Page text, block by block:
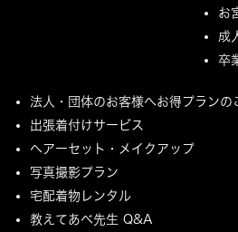
お
成
卒
法人・団体のお客様へお得プランの
出張着付けサービス
ヘアーセット・メイクアップ
写真撮影プラン
宅配着物レンタル
教えてあべ先生 Q&A